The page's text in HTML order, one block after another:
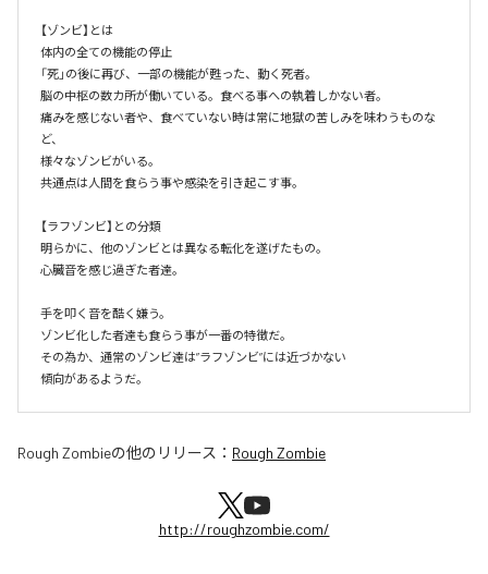
【ゾンビ】とは
体内の全ての機能の停止
「死」の後に再び、一部の機能が甦った、動く死者。
脳の中枢の数カ所が働いている。食べる事への執着しかない者。
痛みを感じない者や、食べていない時は常に地獄の苦しみを味わうものな
ど、
様々なゾンビがいる。
共通点は人間を食らう事や感染を引き起こす事。
【ラフゾンビ】との分類
明らかに、他のゾンビとは異なる転化を遂げたもの。
心臓音を感じ過ぎた者達。
手を叩く音を酷く嫌う。
ゾンビ化した者達も食らう事が一番の特徴だ。
その為か、通常のゾンビ達は”ラフゾンビ”には近づかない
傾向があるようだ。
Rough Zombieの他のリリース： Rough Zombie
http://roughzombie.com/